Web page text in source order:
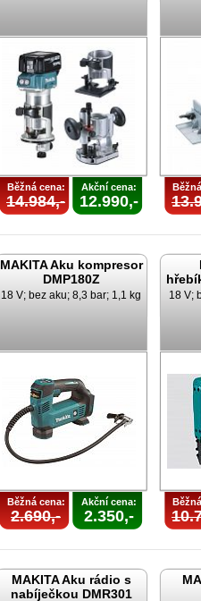
Běžná cena:
14.984,-
Akční cena:
12.990,-
MAKITA Aku kompresor
DMP180Z
18 V; bez aku; 8,3 bar; 1,1 kg
Běžná cena:
2.690,-
Akční cena:
2.350,-
18 V;
MAKITA Aku rádio s
nabíječkou DMR301